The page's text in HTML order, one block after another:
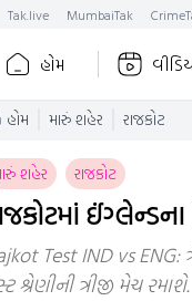
Tak.live MumbaiTak
હોમ
હોમ મારું શહેર રાજકોટ
શહેર રાજકોટ
Test IND vs ENG:
શ્રેણીની ત્રીજી મેચ રમાશે.